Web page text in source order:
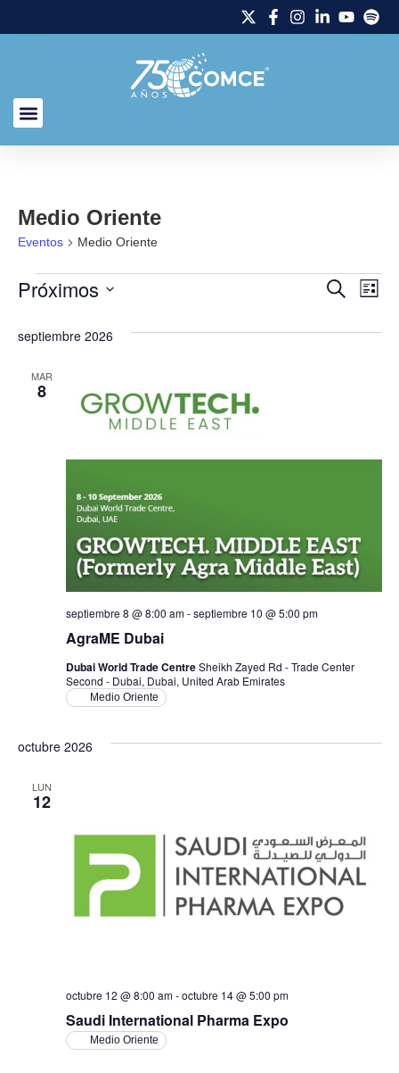
Medio Oriente
Eventos Medio Oriente
de
Buscar
Lista
Próximos
fecha.
septiembre 2026
MAR
8
AgraME Dubai
septiembre 8 @ 8:00 am-septiembre 10 @ 5:00 pm
Dubai World Trade CentreSheikh Zayed Rd - Trade Center
Second - Dubai, Dubai, United Arab Emirates
Medio Oriente
octubre 2026
LUN
12
Saudi International Pharma Expo
octubre 12 @ 8:00 am-octubre 14 @ 5:00 pm
Medio Oriente